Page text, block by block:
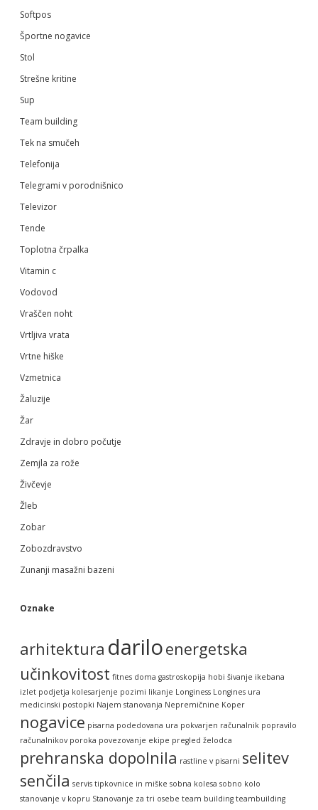
Softpos
Športne nogavice
Stol
Strešne kritine
Sup
Team building
Tek na smučeh
Telefonija
Telegrami v porodnišnico
Televizor
Tende
Toplotna črpalka
Vitamin c
Vodovod
Vraščen noht
Vrtljiva vrata
Vrtne hiške
Vzmetnica
Žaluzije
Žar
Zdravje in dobro počutje
Zemjla za rože
Živčevje
Žleb
Zobar
Zobozdravstvo
Zunanji masažni bazeni
Oznake
arhitektura dariloenergetska
učinkovitost fitnes doma gastroskopija hobi šivanje ikebana
izlet podjetja kolesarjenje pozimi likanje Longiness Longines ura
medicinski postopki Najem stanovanja Nepremičnine Koper
nogavice pisarna podedovana ura pokvarjen računalnik popravilo
računalnikov poroka povezovanje ekipe pregled želodca
prehranska dopolnila rastline v pisarni selitev
senčila servis tipkovnice in miške sobna kolesa sobno kolo
stanovanje v kopru Stanovanje za tri osebe team building teambuilding